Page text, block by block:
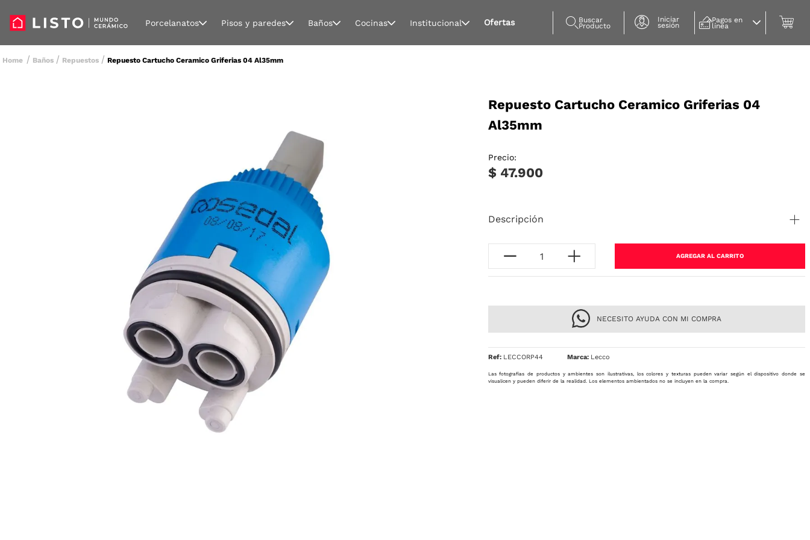
Porcelanatos Pisos y paredes Baños Cocinas Institucional Ofertas Buscar
Producto
Iniciar
sesión
Pagos en
línea
Baños Repuestos Repuesto Cartucho Ceramico Griferias 04 Al35mm
Repuesto Cartucho Ceramico Griferias 04
Al35mm
Precio:
$ 47.900
Descripción
AGREGAR AL CARRITO
NECESITO AYUDA CON MI COMPRA
Ref: LECCORP44 Lecco
Las fotografías de productos y ambientes son ilustrativas, los colores y texturas pueden variar según el dispositivo donde se
visualicen y pueden diferir de la realidad. Los elementos ambientados no se incluyen en la compra.